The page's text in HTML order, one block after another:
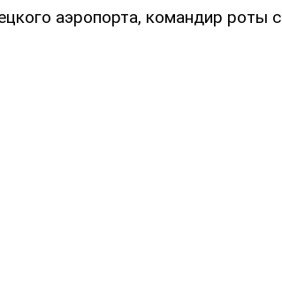
аэропорта, командир роты с